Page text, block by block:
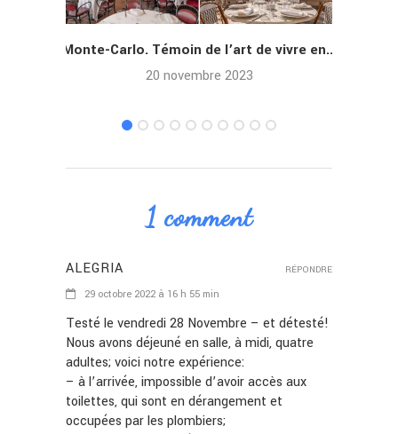
Monte-Carlo. Témoin de l’art de vivre en...
20 novembre 2023
1 comment
ALEGRIA
29 octobre 2022 à 16 h 55 min
Testé le vendredi 28 Novembre – et détesté!
Nous avons déjeuné en salle, à midi, quatre
adultes; voici notre expérience:
– à l’arrivée, impossible d’avoir accès aux
toilettes, qui sont en dérangement et
occupées par les plombiers;
RÉPONDRE